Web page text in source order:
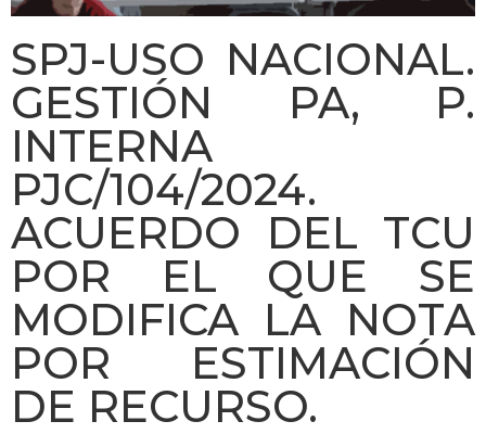
SPJ-USO NACIONAL.
GESTIÓN PA, P.
INTERNA
PJC/104/2024.
ACUERDO DEL TCU
POR EL QUE SE
MODIFICA LA NOTA
POR ESTIMACIÓN
DE RECURSO.